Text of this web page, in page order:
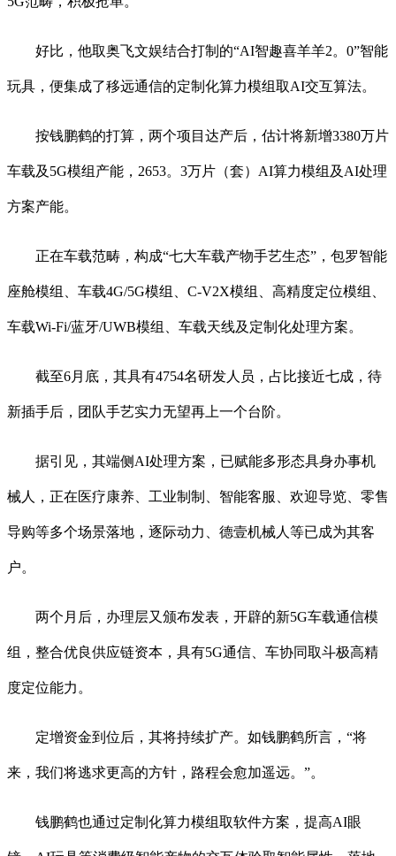
好比，他取奥飞文娱结合打制的“AI智趣喜羊羊2。0”智能
玩具，便集成了移远通信的定制化算力模组取AI交互算法。
按钱鹏鹤的打算，两个项目达产后，估计将新增3380万片
车载及5G模组产能，2653。3万片（套）AI算力模组及AI处理
方案产能。
正在车载范畴，构成“七大车载产物手艺生态”，包罗智能
座舱模组、车载4G/5G模组、C-V2X模组、高精度定位模组、
车载Wi-Fi/蓝牙/UWB模组、车载天线及定制化处理方案。
截至6月底，其具有4754名研发人员，占比接近七成，待
新插手后，团队手艺实力无望再上一个台阶。
据引见，其端侧AI处理方案，已赋能多形态具身办事机
械人，正在医疗康养、工业制制、智能客服、欢迎导览、零售
导购等多个场景落地，逐际动力、德壹机械人等已成为其客
户。
两个月后，办理层又颁布发表，开辟的新5G车载通信模
组，整合优良供应链资本，具有5G通信、车协同取斗极高精
度定位能力。
定增资金到位后，其将持续扩产。如钱鹏鹤所言，“将
来，我们将逃求更高的方针，路程会愈加遥远。”。
钱鹏鹤也通过定制化算力模组取软件方案，提高AI眼